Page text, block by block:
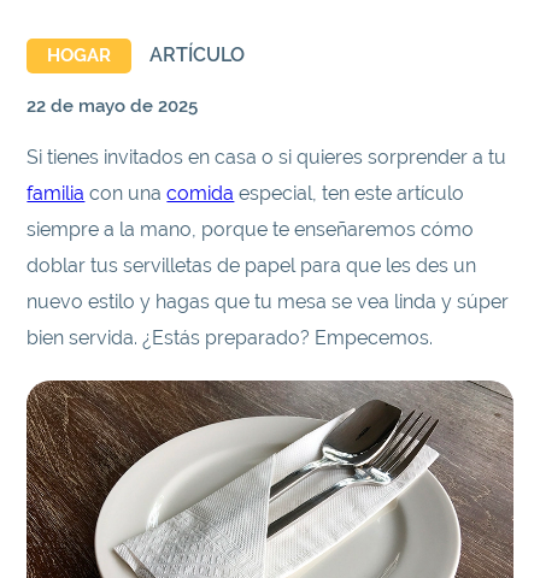
HOGAR ARTÍCULO
22 de mayo de 2025
Si tienes invitados en casa o si quieres sorprender a tu
familia con unacomida especial, ten este artículo
siempre a la mano, porque te enseñaremos cómo
doblar tus servilletas de papel para que les des un
nuevo estilo y hagas que tu mesa se vea linda y súper
bien servida. ¿Estás preparado? Empecemos.